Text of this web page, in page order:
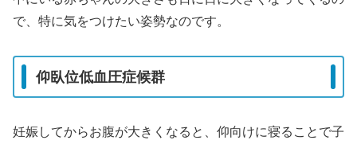
で、特に気をつけたい姿勢なのです。
仰臥位低血圧症候群
妊娠してからお腹が大きくなると、仰向けに寝ることで子